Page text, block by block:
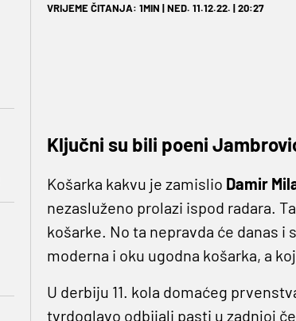
VRIJEME ČITANJA: 1MIN | NED. 11.12.22. | 20:27
Ključni su bili poeni
Košarka kakvu je zamislio Damir
nezasluženo prolazi ispod radara.
košarke. No ta nepravda će danas
moderna i oku ugodna košarka, a
U derbiju 11. kola domaćeg
tvrdoglavo odbijali pasti u zadnjoj